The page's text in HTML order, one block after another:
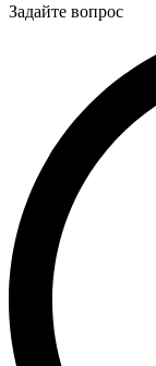
Задайте вопрос